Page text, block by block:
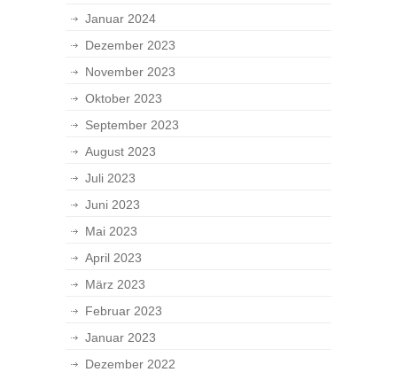
Januar 2024
Dezember 2023
November 2023
Oktober 2023
September 2023
August 2023
Juli 2023
Juni 2023
Mai 2023
April 2023
März 2023
Februar 2023
Januar 2023
Dezember 2022